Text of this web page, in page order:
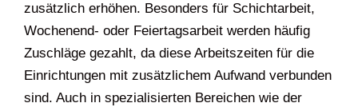
zusätzlich erhöhen. Besonders für Schichtarbeit,
Wochenend- oder Feiertagsarbeit werden häufig
Zuschläge gezahlt, da diese Arbeitszeiten für die
Einrichtungen mit zusätzlichem Aufwand verbunden
sind. Auch in spezialisierten Bereichen wie der